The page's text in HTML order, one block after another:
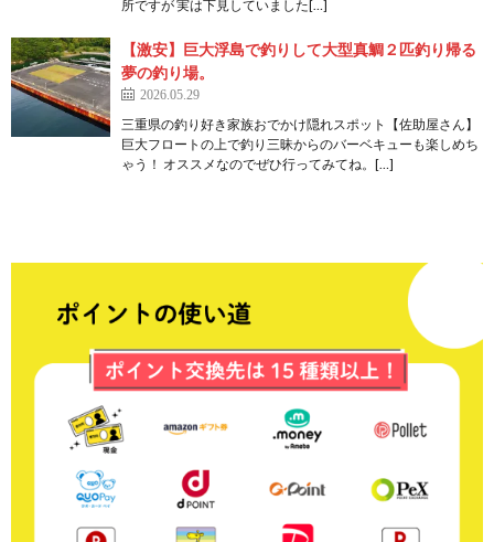
所ですが 実は下見していました[…]
【激安】巨大浮島で釣りして大型真鯛２匹釣り帰る
夢の釣り場。
2026.05.29
三重県の釣り好き家族おでかけ隠れスポット【佐助屋さん】
巨大フロートの上で釣り三昧からのバーベキューも楽しめち
ゃう！ オススメなのでぜひ行ってみてね。[…]